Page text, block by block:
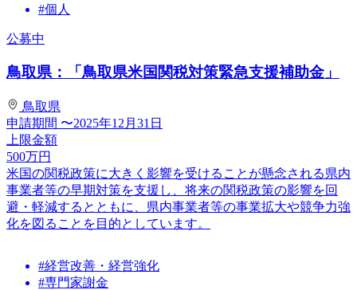
#個人
公募中
鳥取県：「鳥取県米国関税対策緊急支援補助金」
鳥取県
申請期間 〜2025年12月31日
上限金額
500万円
米国の関税政策に大きく影響を受けることが懸念される県内
事業者等の早期対策を支援し、将来の関税政策の影響を回
避・軽減するとともに、県内事業者等の事業拡大や競争力強
化を図ることを目的としています。
#経営改善・経営強化
#専門家謝金